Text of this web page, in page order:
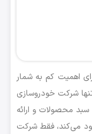
اهمیت کم به شمار
شرکت خودروسازی
محصولات و ارائه
می‌کند، فقط شرکت